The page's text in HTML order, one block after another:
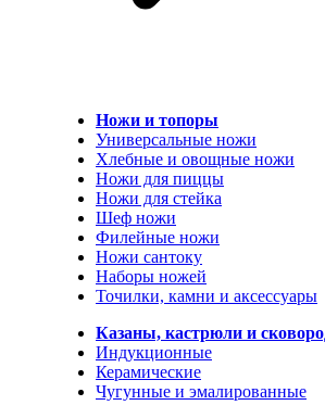
Ножи и топоры
Универсальные ножи
Хлебные и овощные ножи
Ножи для пиццы
Ножи для стейка
Шеф ножи
Филейные ножи
Ножи сантоку
Наборы ножей
Точилки, камни и аксессуары
Казаны, кастрюли и
Индукционные
Керамические
Чугунные и эмалированные